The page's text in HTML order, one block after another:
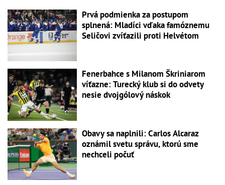
Prvá podmienka za postupom
splnená: Mladíci vďaka famóznemu
Seličovi zvíťazili proti Helvétom
Fenerbahce s Milanom Škriniarom
víťazne: Turecký klub si do odvety
nesie dvojgólový náskok
Obavy sa naplnili: Carlos Alcaraz
oznámil svetu správu, ktorú sme
nechceli počuť